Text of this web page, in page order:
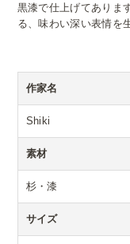
黒漆で仕上げてありま
る、味わい深い表情を
作家名
Shiki
素材
杉・漆
サイズ